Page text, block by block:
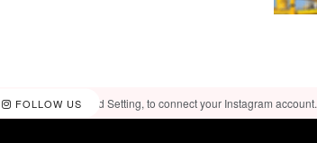
FOLLOW US
> Instagram Feed Setting, to connect your Instagram account.